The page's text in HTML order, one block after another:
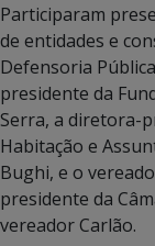
Participaram
de entidades e
Defensoria
presidente da
Serra, a diretora-
Habitação e
Bughi, e o
presidente da
vereador Carlão.